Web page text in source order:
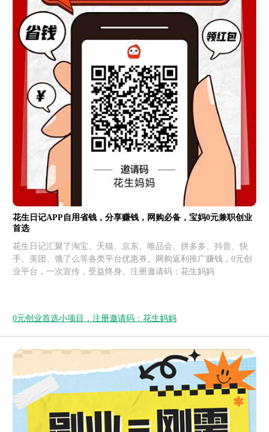
花生日记APP自用省钱，分享赚钱，网购必备，宝妈0元兼职创业
首选
花生日记汇聚了淘宝、天猫、京东、唯品会、拼多多、抖音、快
手、美团、饿了么等各类平台优惠券。网购返利推广赚钱，0元创
业平台，一次宣传，受益终身。注册邀请码：花生妈妈
0元创业首选小项目，注册邀请码：花生妈妈